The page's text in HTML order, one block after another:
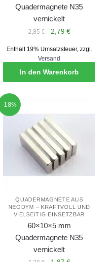
Quadermagnete N35
vernickelt
2,85€
Ursprünglicher
war:
2,85 €
2,79 €Aktueller
ist:
2,79 €.
Enthält 19% Umsatzsteuer, zzgl.
Versand
In den Warenkorb
-18%
QUADERMAGNETE AUS
NEODYM – KRAFTVOLL UND
VIELSEITIG EINSETZBAR
60×10×5 mm
Quadermagnete N35
vernickelt